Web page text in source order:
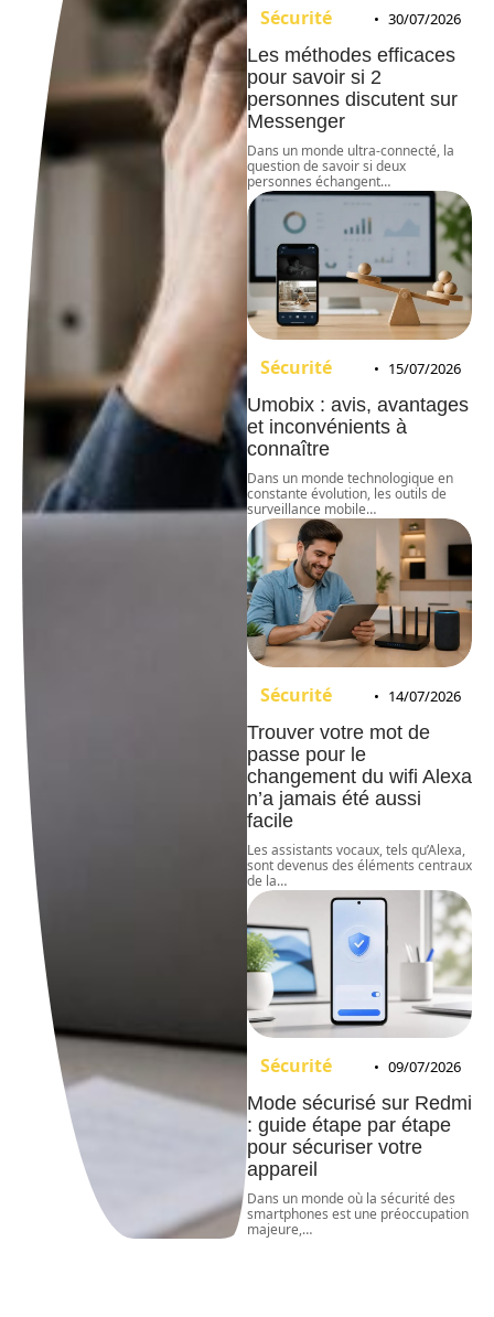
Sécurité 30/07/2026
Les méthodes efficaces
pour savoir si 2
personnes discutent sur
Messenger
Dans un monde ultra-connecté, la
question de savoir si deux
personnes échangent…
Sécurité 15/07/2026
Umobix : avis, avantages
et inconvénients à
connaître
Dans un monde technologique en
constante évolution, les outils de
surveillance mobile…
Sécurité 14/07/2026
Trouver votre mot de
passe pour le
changement du wifi Alexa
n’a jamais été aussi
facile
Les assistants vocaux, tels qu’Alexa,
sont devenus des éléments centraux
de la…
Sécurité 09/07/2026
Mode sécurisé sur Redmi
: guide étape par étape
pour sécuriser votre
appareil
Dans un monde où la sécurité des
smartphones est une préoccupation
majeure,…